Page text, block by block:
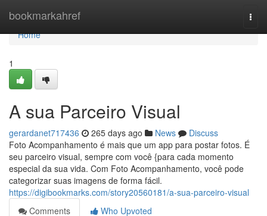
bookmarkahref
Home
Home
1
A sua Parceiro Visual
gerardanet717436 265 days ago News
Discuss
Foto Acompanhamento é mais que um app para postar fotos. É
seu parceiro visual, sempre com você {para cada momento
especial da sua vida. Com Foto Acompanhamento, você pode
categorizar suas imagens de forma fácil.
https://digibookmarks.com/story20560181/a-sua-parceiro-visual
Comments
Who Upvoted